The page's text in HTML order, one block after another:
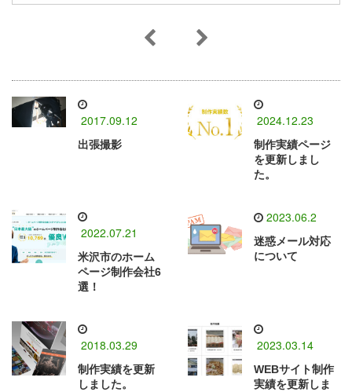
2017.09.12
出張撮影
2024.12.23
制作実績ページ
を更新しまし
た。
2022.07.21
米沢市のホーム
ページ制作会社6
選！
2023.06.2
迷惑メール対応
について
2018.03.29
制作実績を更新
しました。
2023.03.14
WEBサイト制作
実績を更新しま